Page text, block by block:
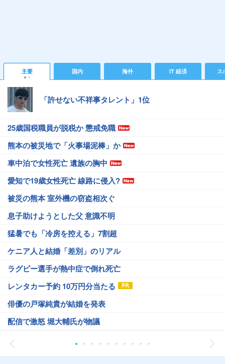
主要 国内 海外 IT 経済 ス
「許せない不祥事タレント」1位
25歳国税職員が脱税か 懲戒免職
熊本の被災地で「火事場泥棒」か
車中泊で女性死亡 遺族の胸中
愛知で19歳女性死亡 線路に侵入?
被災の熊本 室外機の窃盗相次ぐ
息子助けようとした父 意識不明
猛暑でも「冷房を控える」7割超
ケニア人と結婚「差別」のリアル
ラグビー選手が熱中症で倒れ死亡
レンタカー予約 10万円分当たる
俳優の戸塚純貴が結婚を発表
配信で激怒 堀大輔氏が物議